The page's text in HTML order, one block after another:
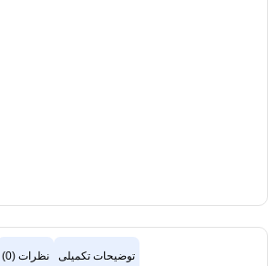
توضیحات تکمیلی نظرات (0)